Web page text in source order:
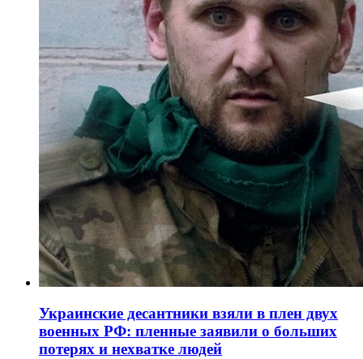
Украинские десантники взяли в плен двух
военных РФ: пленные заявили о больших
потерях и нехватке людей